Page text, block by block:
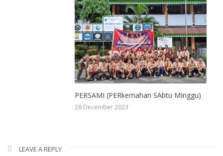
PERSAMI (PERkemahan SAbtu MInggu)
LEAVE A REPLY